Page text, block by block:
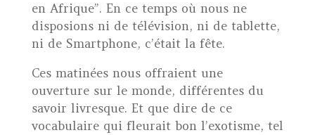
en Afrique”. En ce temps où nous ne
disposions ni de télévision, ni de tablette,
ni de Smartphone, c’était la fête.
Ces matinées nous offraient une
ouverture sur le monde, différentes du
savoir livresque. Et que dire de ce
vocabulaire qui fleurait bon l’exotisme, tel